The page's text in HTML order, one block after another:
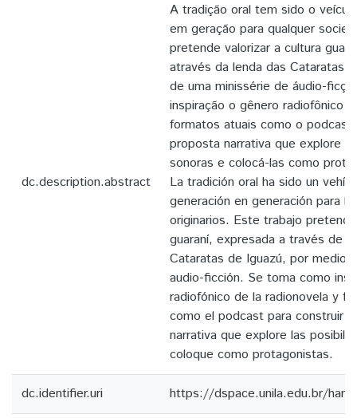
dc.description.abstract
A tradição oral tem sido o
em geração para qualquer
pretende valorizar a cultura
através da lenda das Cataratas
de uma minissérie de áudio-
inspiração o gênero radiofônico
formatos atuais como o podcast
proposta narrativa que explore
sonoras e colocá-las como
La tradición oral ha sido un
generación en generación para
originarios. Este trabajo
guaraní, expresada a través de
Cataratas de Iguazú, por medio
audio-ficción. Se toma como
radiofónico de la radionovela y
como el podcast para construir
narrativa que explore las
coloque como protagonistas.
dc.identifier.uri https://dspace.unila.edu.br/